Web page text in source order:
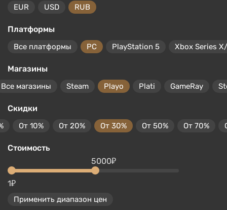
EUR USD RUB
Платформы
Все платформы PC PlayStation 5 Xbox Series
Магазины
Все магазины Steam Playo Plati GameRay
Скидки
От 10% От 20% От 30% От 50% От 70%
Стоимость
1₽
5000₽
Применить диапазон цен